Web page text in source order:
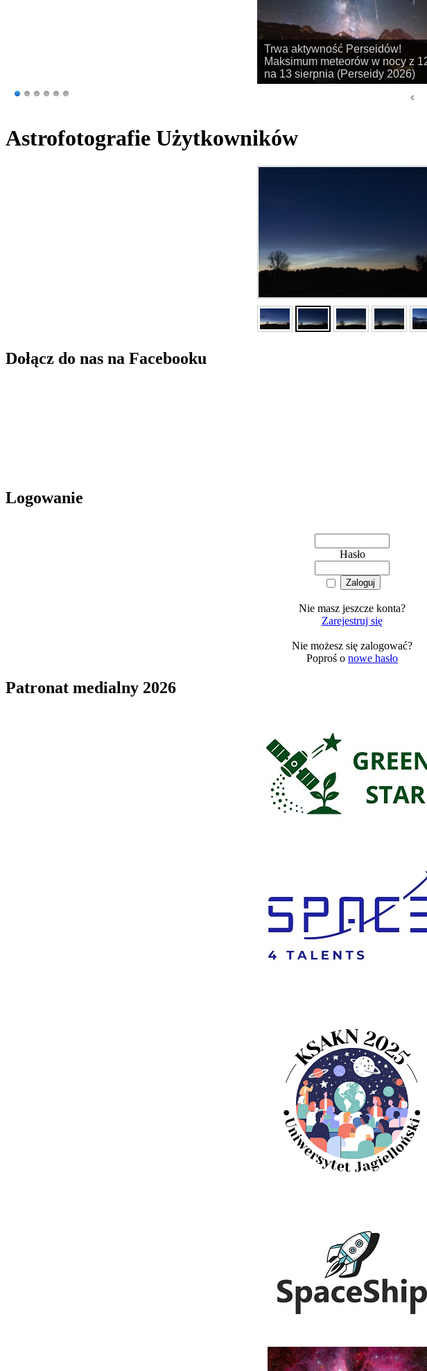
Rozpoczyna się sezon na
obserwacje obłoków srebrzystych!
Astrofotografie Użytkowników
Dołącz do nas na Facebooku
Logowanie
Hasło
Nie masz jeszcze konta?
Zarejestruj się
Nie możesz się zalogować?
Poproś o nowe hasło
Patronat medialny 2026